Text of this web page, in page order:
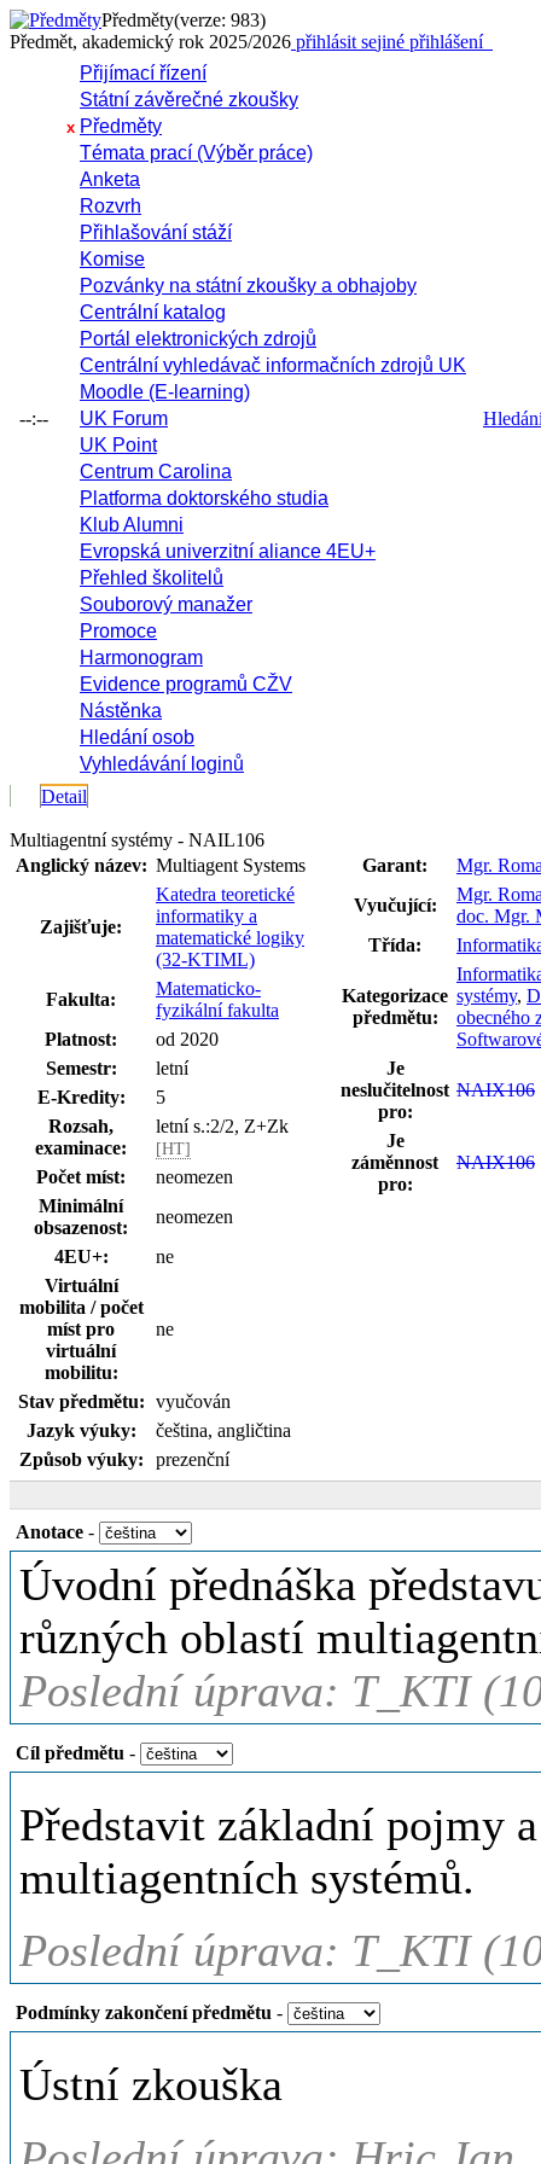
Předměty(verze: 983)
Předmět, akademický rok 2025/2026 přihlásit sejiné přihlášení
--:--
Přijímací řízení
Státní závěrečné zkoušky
x Předměty
Témata prací (Výběr práce)
Anketa
Rozvrh
Přihlašování stáží
Komise
Pozvánky na státní zkoušky a obhajoby
Centrální katalog
Portál elektronických zdrojů
Centrální vyhledávač informačních zdrojů UK
Moodle (E-learning)
UK Forum
UK Point
Centrum Carolina
Platforma doktorského studia
Klub Alumni
Evropská univerzitní aliance 4EU+
Přehled školitelů
Souborový manažer
Promoce
Harmonogram
Evidence programů CŽV
Nástěnka
Hledání osob
Vyhledávání loginů
Detail
Multiagentní systémy - NAIL106
Anglický název: Multiagent Systems
Zajišťuje:
Katedra teoretické
informatiky a
matematické logiky
(32-KTIML)
Fakulta:
Matematicko-
fyzikální fakulta
Platnost:
od 2020
Semestr:
letní
E-Kredity:
5
Rozsah,
examinace:
letní s.:2/2, Z+Zk
[HT]
Počet míst:
neomezen
Minimální
obsazenost:
neomezen
4EU+:
ne
Virtuální
mobilita / počet
míst pro
virtuální
mobilitu:
ne
Stav předmětu: vyučován
Jazyk výuky:
čeština, angličtina
Způsob výuky:
prezenční
Garant:
Mgr.
Vyučující:
Mgr.
doc. Mgr.
Třída:
Kategorizace
předmětu:
systémy,
obecného
Je
neslučitelnost
pro:
NAIX106
Je
záměnnost
pro:
NAIX106
Anotace -
Úvodní přednáška
různých oblastí
Poslední úprava: T_KTI
Cíl předmětu -
Představit základní pojmy
multiagentních systémů.
Poslední úprava: T_KTI
Podmínky zakončení předmětu -
Ústní zkouška